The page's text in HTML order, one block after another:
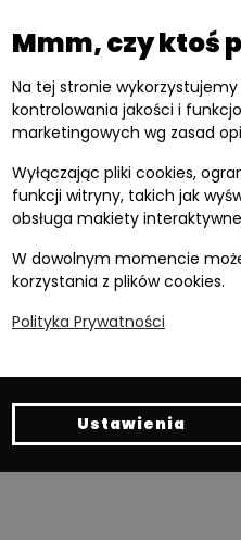
Mmm, czy ktoś
Na tej stronie
kontrolowania jakości i
marketingowych wg zasad
Wyłączając pliki cookies,
funkcji witryny, takich jak
obsługa makiety
W dowolnym momencie
korzystania z plików cookies.
Polityka Prywatności
Ustawienia